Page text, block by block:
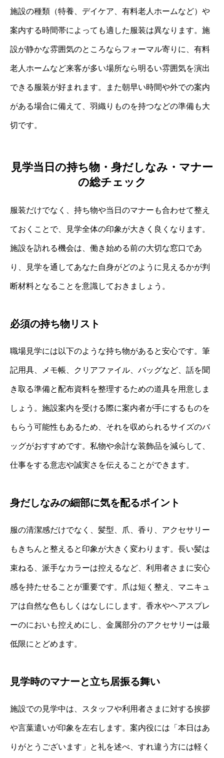
施設の種類（特養、デイケア、有料老人ホームなど）や
案内する時間帯によっても適した服装は異なります。施
設が静かな雰囲気のところならフォーマル寄りに、有料
老人ホームなど来客が多い場所なら明るい雰囲気を演出
できる服装が好まれます。また朝早い時間や外での案内
がある場合に備えて、羽織りものを持つなどの準備も大
切です。
見学当日の持ち物・身だしなみ・マナー
の総チェック
服装だけでなく、持ち物や当日のマナーも合わせて整え
ておくことで、見学全体の印象が大きく良くなります。
施設を訪れる機会は、働き始める前の大切な窓口であ
り、見学を通してあなた自身がどのように見えるかが判
断材料となることを意識しておきましょう。
必須の持ち物リスト
職場見学には以下のような持ち物があると安心です。筆
記用具、メモ帳、クリアファイル、バッグなど、話を聞
き取る準備と配布資料を整理するための道具を用意しま
しょう。施設案内を受ける際に案内者が手にするものを
もらう可能性もあるため、それを収められるサイズのバ
ッグがおすすめです。私物や余計な装飾品を減らして、
仕事をする意志や誠実さを伝えることができます。
身だしなみの細部に気を配るポイント
服の清潔感だけでなく、髪型、爪、香り、アクセサリー
もきちんと整えると印象が大きく変わります。長い髪は
束ねる、派手なカラーは控えるなど、利用者さまに安心
感を持たせることが重要です。爪は短く整え、マニキュ
アは自然な色もしくはなしにします。香水やヘアスプレ
ーのにおいも控えめにし、金属部分のアクセサリーは最
低限にとどめます。
見学時のマナーと立ち居振る舞い
施設での見学中は、スタッフや利用者さまに対する挨拶
や言葉遣いが印象を左右します。案内役には「本日はあ
りがとうございます」と礼を述べ、すれ違う方には軽く